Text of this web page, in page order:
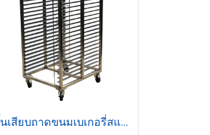
ชั้นเสียบถาดขนมเบเกอรี่สแตนเลส